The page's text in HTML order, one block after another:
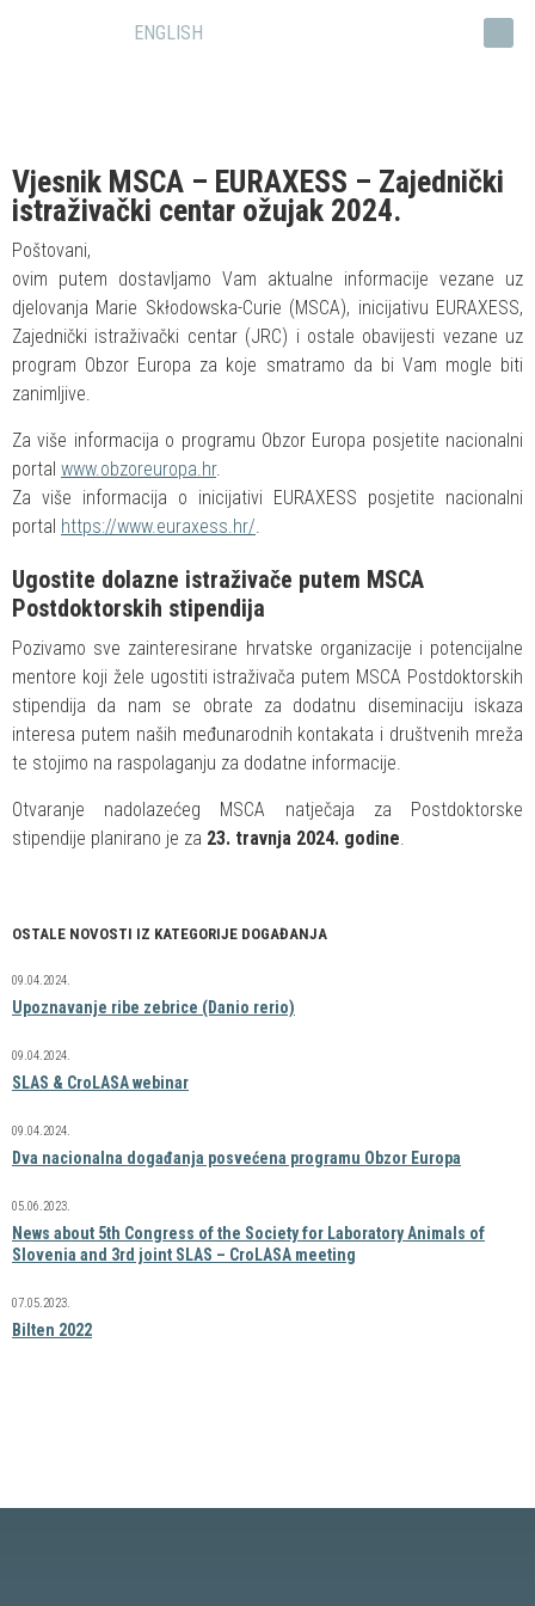
ENGLISH
Vjesnik MSCA – EURAXESS – Zajednički
istraživački centar ožujak 2024.
Poštovani,
ovim putem dostavljamo Vam aktualne informacije vezane uz
djelovanja Marie Skłodowska-Curie (MSCA), inicijativu EURAXESS,
Zajednički istraživački centar (JRC) i ostale obavijesti vezane uz
program Obzor Europa za koje smatramo da bi Vam mogle biti
zanimljive.
Za više informacija o programu Obzor Europa posjetite nacionalni
portal www.obzoreuropa.hr.
Za više informacija o inicijativi EURAXESS posjetite nacionalni
portal https://www.euraxess.hr/.
Ugostite dolazne istraživače putem MSCA
Postdoktorskih stipendija
Pozivamo sve zainteresirane hrvatske organizacije i potencijalne
mentore koji žele ugostiti istraživača putem MSCA Postdoktorskih
stipendija da nam se obrate za dodatnu diseminaciju iskaza
interesa putem naših međunarodnih kontakata i društvenih mreža
te stojimo na raspolaganju za dodatne informacije.
Otvaranje nadolazećeg MSCA natječaja za Postdoktorske
stipendije planirano je za 23. travnja 2024. godine.
OSTALE NOVOSTI IZ KATEGORIJE DOGAĐANJA
Upoznavanje ribe zebrice (Danio rerio)
09.04.2024.
SLAS & CroLASA webinar
09.04.2024.
Dva nacionalna događanja posvećena programu Obzor Europa
09.04.2024.
News about 5th Congress of the Society for Laboratory Animals of
Slovenia and 3rd joint SLAS – CroLASA meeting
05.06.2023.
Bilten 2022
07.05.2023.